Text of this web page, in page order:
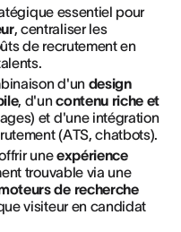
essentiel pour
, centraliser les
de recrutement en
d'un design
, d'uncontenu riche et
et d'une intégration
(ATS, chatbots).
uneexpérience
trouvable via une
de recherche
visiteur en candidat